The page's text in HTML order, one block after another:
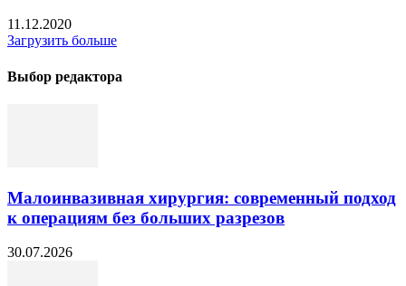
11.12.2020
Загрузить больше
Выбор редактора
Малоинвазивная хирургия: современный подход
к операциям без больших разрезов
30.07.2026